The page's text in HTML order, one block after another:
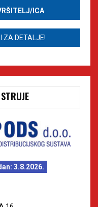
ICA
ZA DETALJE!
3.8.2026.